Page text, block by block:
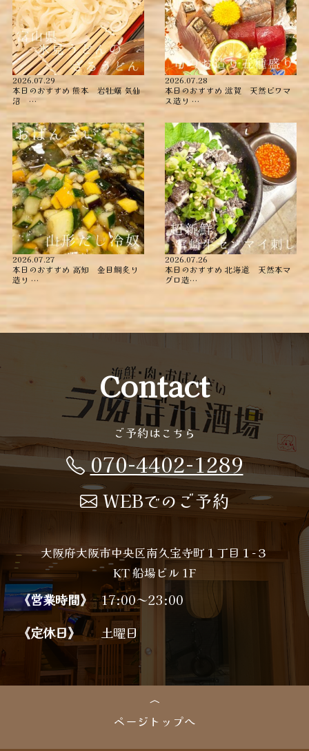
2026.07.29
本日のおすすめ ︎熊本 岩牡蠣 ︎気仙
沼 …
2026.07.28
本日のおすすめ ︎滋賀 天然ビワマ
ス造り …
2026.07.27
本日のおすすめ ︎高知 金目鯛炙り
造り ︎…
2026.07.26
本日のおすすめ ︎北海道 天然本マ
グロ造…
Contact
ご予約はこちら
070-4402-1289
WEBでのご予約
大阪府大阪市中央区南久宝寺町１丁目１−３
KT 船場ビル 1F
《営業時間》 17:00～23:00
《定休日》 土曜日
ページトップへ